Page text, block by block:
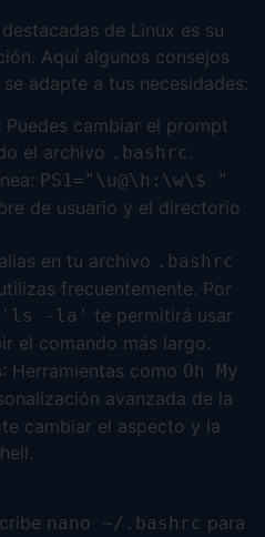
de Linux es su
Aquí algunos consejos
adapte a tus necesidades:
Puedes cambiar el prompt
el archivo .bashrc .
PS1="\u@\h:\w\$ "
de usuario y el directorio
en tu archivo .bashrc
frecuentemente. Por
-la' te permitirá usar
el comando más largo.
: Herramientas como Oh My
avanzada de la
cambiar el aspecto y la
nano ~/.bashrc para